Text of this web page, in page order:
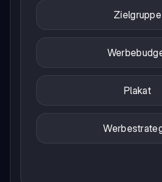
Zielgruppe
Plakat